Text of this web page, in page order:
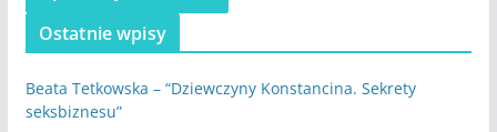
Ostatnie wpisy
Beata Tetkowska – “Dziewczyny Konstancina. Sekrety
seksbiznesu”